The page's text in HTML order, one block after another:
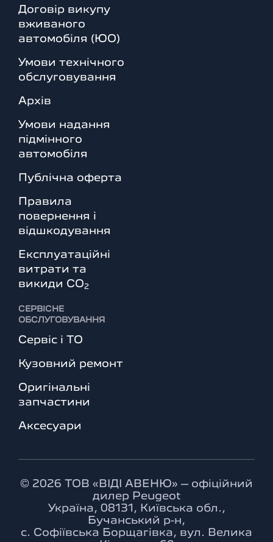
Договір викупу
вживаного
автомобіля (ЮО)
Умови технічного
обслуговування
Архів
Умови надання
підмінного
автомобіля
Публічна оферта
Правила
повернення і
відшкодування
Експлуатаційні
витрати та
викиди СО2
СЕРВІСНЕ
ОБСЛУГОВУВАННЯ
Сервіс і ТО
Кузовний ремонт
Оригінальні
запчастини
Аксесуари
© 2026 ТОВ «ВІДІ АВЕНЮ» – офіційний
дилер Peugeot
Україна, 08131, Київська обл.,
Бучанський р-н,
с. Софіївська Борщагівка, вул. Велика